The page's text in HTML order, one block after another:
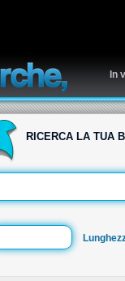
In
RICERCA LA TUA